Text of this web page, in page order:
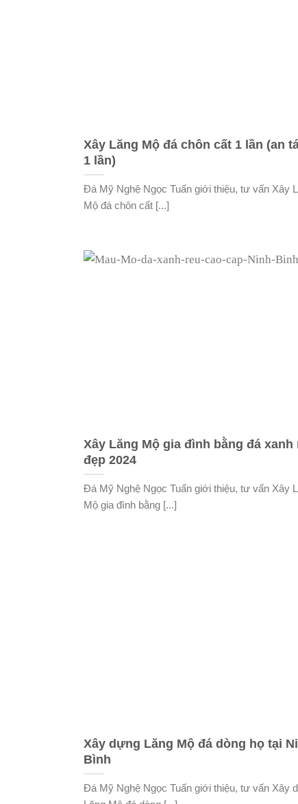
Xây Lăng Mộ đá chôn cất 1 lần (an
1 lần)
Đá Mỹ Nghệ Ngọc Tuấn giới thiệu, tư vấn Xây
Mộ đá chôn cất [...]
Xây Lăng Mộ gia đình bằng đá xanh
đẹp 2024
Đá Mỹ Nghệ Ngọc Tuấn giới thiệu, tư vấn Xây
Mộ gia đình bằng [...]
Xây dựng Lăng Mộ đá dòng họ tại
Bình
Đá Mỹ Nghệ Ngọc Tuấn giới thiệu, tư vấn Xây